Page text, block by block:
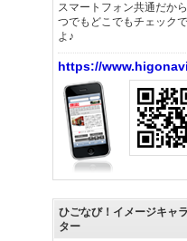
スマートフォン共通だか
つでもどこでもチェック
よ♪
https://
ひごなび！イメージキャ
ター